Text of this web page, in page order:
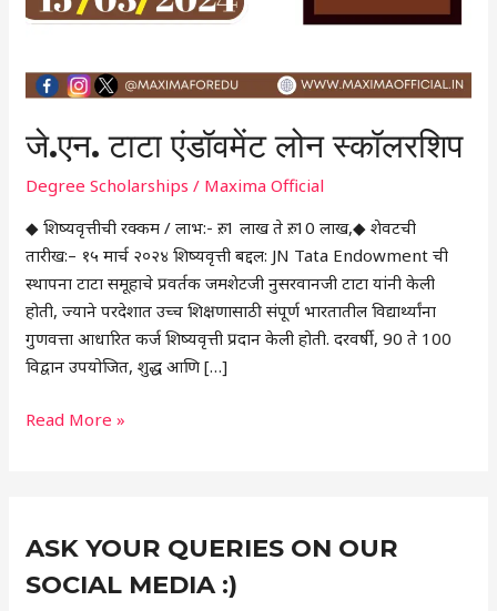
जे.एन. टाटा एंडॉवमेंट लोन स्कॉलरशिप
Degree Scholarships / Maxima Official
◆ शिष्यवृत्तीची रक्कम / लाभ:- रु. 1 लाख ते रु. 10 लाख,◆ शेवटची
तारीख:– १५ मार्च २०२४ शिष्यवृत्ती बद्दल: JN Tata Endowment ची
स्थापना टाटा समूहाचे प्रवर्तक जमशेटजी नुसरवानजी टाटा यांनी केली
होती, ज्याने परदेशात उच्च शिक्षणासाठी संपूर्ण भारतातील विद्यार्थ्यांना
गुणवत्ता आधारित कर्ज शिष्यवृत्ती प्रदान केली होती. दरवर्षी, 90 ते 100
विद्वान उपयोजित, शुद्ध आणि […]
Read More »
ASK YOUR QUERIES ON OUR
SOCIAL MEDIA :)
a
t